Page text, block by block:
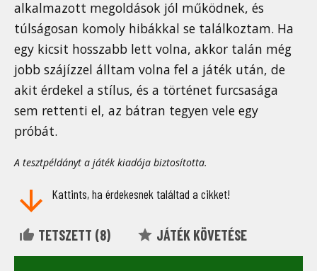
alkalmazott megoldások jól működnek, és
túlságosan komoly hibákkal se találkoztam. Ha
egy kicsit hosszabb lett volna, akkor talán még
jobb szájízzel álltam volna fel a játék után, de
akit érdekel a stílus, és a történet furcsasága
sem rettenti el, az bátran tegyen vele egy
próbát.
A tesztpéldányt a játék kiadója biztosította.
Kattints, ha érdekesnek találtad a cikket!
TETSZETT (8) JÁTÉK KÖVETÉSE